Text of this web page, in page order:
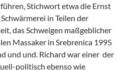
Stichwort etwa die Ernst
in Teilen der
das Schweigen maßgeblicher
Massaker in Srebrenica 1995
und und. Richard war einer der
politisch ebenso wie